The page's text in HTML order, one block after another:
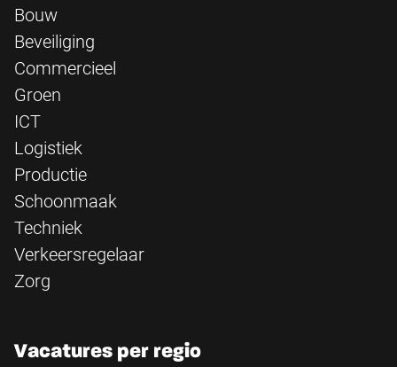
Bouw
Beveiliging
Commercieel
Groen
ICT
Logistiek
Productie
Schoonmaak
Techniek
Verkeersregelaar
Zorg
Vacatures per regio